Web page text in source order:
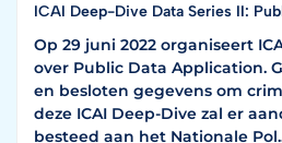
ICAI Deep-Dive Data Series II:
Op 29 juni 2022 organiseert
over Public Data Application.
en besloten gegevens om
deze ICAI Deep-Dive zal er
besteed aan het Nationale